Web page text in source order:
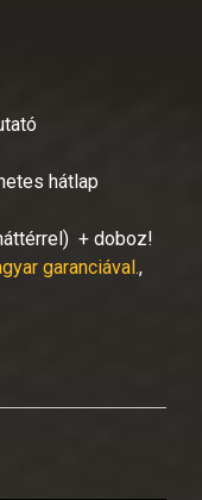
hátlap
+ doboz!
garanciával.,